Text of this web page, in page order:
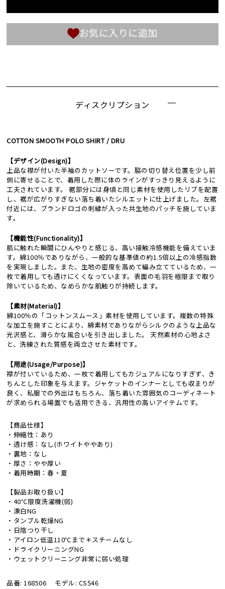
お気に入りに追加
ディスクリプション
COTTON SMOOTH POLO SHIRT / DRU
【デザイン(Design)】
上品な襟が付いた半袖のカットソーです。脇の切り替え位置を少し前
側に寄せることで、着用した際に体のラインがすっきり見えるように
工夫されています。 裾部分には身頃と同じ素材を使用したリブを配置
し、裾が広がりすぎない落ち着いたシルエットに仕上げました。左裾
付近には、ブランドロゴの刺繍が入った共生地のパッチを施していま
す。
【機能性(Functionality)】
肌に触れた瞬間にひんやりと感じる、高い接触冷感機能を備えていま
す。綿100％でありながら、一般的な基準値の約1.5倍以上の冷感指数
を実現しました。また、生地の密度を高めて編み立てているため、一
枚で着用しても透けにくくなっています。表面の毛羽を極限まで取り
除いているため、なめらかな肌触りが持続します。
【素材(Material)】
綿100％の「コットンスムース」素材を使用しています。複数の特殊
な加工を施すことにより、綿素材でありながらシルクのような上品な
光沢感と、滑らかな風合いを引き出しました。 天然素材の心地よさ
と、洗練された質感を両立させた素材です。
【用途(Usage/Purpose)】
襟が付いているため、一枚で着用してもカジュアルになりすぎず、き
ちんとした印象を与えます。ジャケットのインナーとしても収まりが
良く、私服での外出はもちろん、落ち着いた雰囲気のコーディネート
が求められる場面でも活用できる、汎用性の高いアイテムです。
【商品仕様】
・伸縮性：あり
・透け感：なし(ホワイトややあり)
・裏地：なし
・厚さ：やや厚い
・着用時期：春・夏
【製品お取り扱い】
・40℃限度洗濯機(弱)
・漂白NG
・タンブル乾燥NG
・日陰つり干し
・アイロン低温110℃まで＊スチームなし
・ドライクリーニングNG
・ウェットクリーニング非常に弱い処理
品番: 168506
モデル: CS546